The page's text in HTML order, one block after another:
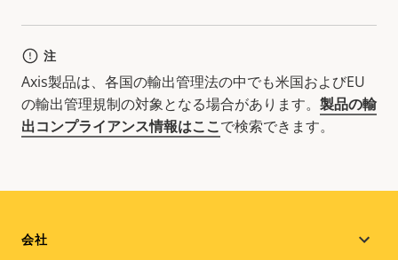
注
Axis製品は、各国の輸出管理法の中でも米国およびEU
の輸出管理規制の対象となる場合があります。 製品の輸
出コンプライアンス情報はここで検索できます。
Footer
会社